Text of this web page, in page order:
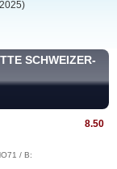
SCHWEIZER-
8.50
/ B: